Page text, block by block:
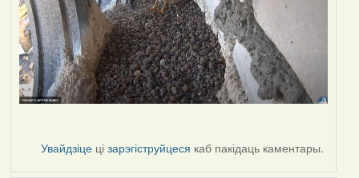
Увайдзіце цізарэгіструйцеся каб пакідаць каментары.